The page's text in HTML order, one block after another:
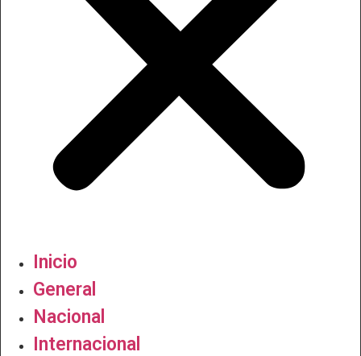
Inicio
General
Nacional
Internacional